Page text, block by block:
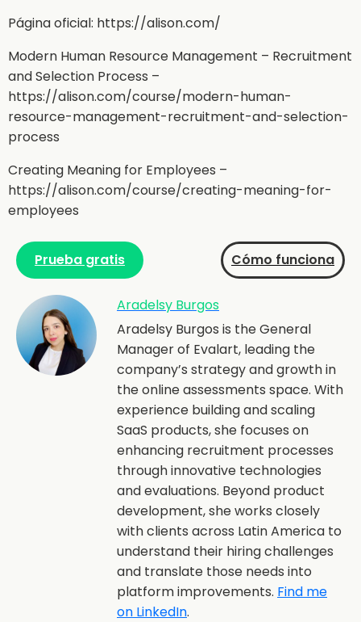
Página oficial: https://alison.com/
Modern Human Resource Management – Recruitment
and Selection Process –
https://alison.com/course/modern-human-
resource-management-recruitment-and-selection-
process
Creating Meaning for Employees –
https://alison.com/course/creating-meaning-for-
employees
Prueba gratis Cómo funciona
Aradelsy Burgos
Aradelsy Burgos is the General
Manager of Evalart, leading the
company’s strategy and growth in
the online assessments space. With
experience building and scaling
SaaS products, she focuses on
enhancing recruitment processes
through innovative technologies
and evaluations. Beyond product
development, she works closely
with clients across Latin America to
understand their hiring challenges
and translate those needs into
platform improvements. Find me
on LinkedIn.